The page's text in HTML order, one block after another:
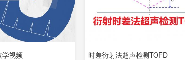
学视频
时差衍射法超声检测TOFD